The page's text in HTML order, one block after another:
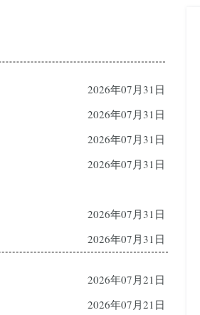
2026年07月31日
2026年07月31日
2026年07月31日
2026年07月31日
2026年07月31日
2026年07月31日
2026年07月21日
2026年07月21日